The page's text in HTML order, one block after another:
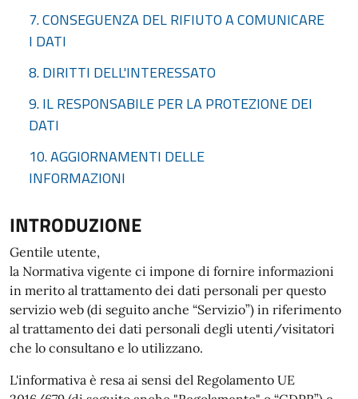
7. CONSEGUENZA DEL RIFIUTO A COMUNICARE
I DATI
8. DIRITTI DELL'INTERESSATO
9. IL RESPONSABILE PER LA PROTEZIONE DEI
DATI
10. AGGIORNAMENTI DELLE
INFORMAZIONI
INTRODUZIONE
Gentile utente,
la Normativa vigente ci impone di fornire informazioni
in merito al trattamento dei dati personali per questo
servizio web (di seguito anche “Servizio”) in riferimento
al trattamento dei dati personali degli utenti/visitatori
che lo consultano e lo utilizzano.
L'informativa è resa ai sensi del Regolamento UE